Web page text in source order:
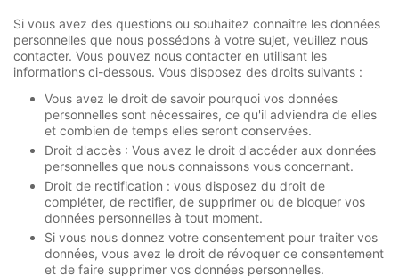
Si vous avez des questions ou souhaitez connaître les données
personnelles que nous possédons à votre sujet, veuillez nous
contacter. Vous pouvez nous contacter en utilisant les
informations ci-dessous. Vous disposez des droits suivants :
Vous avez le droit de savoir pourquoi vos données
personnelles sont nécessaires, ce qu'il adviendra de elles
et combien de temps elles seront conservées.
Droit d'accès : Vous avez le droit d'accéder aux données
personnelles que nous connaissons vous concernant.
Droit de rectification : vous disposez du droit de
compléter, de rectifier, de supprimer ou de bloquer vos
données personnelles à tout moment.
Si vous nous donnez votre consentement pour traiter vos
données, vous avez le droit de révoquer ce consentement
et de faire supprimer vos données personnelles.